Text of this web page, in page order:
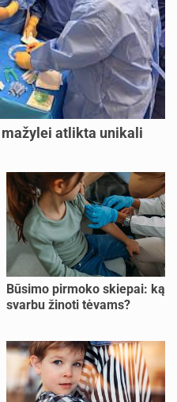
mažylei atlikta unikali
Būsimo pirmoko skiepai: ką
svarbu žinoti tėvams?